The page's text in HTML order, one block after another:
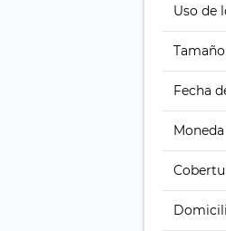
Uso de
Fecha